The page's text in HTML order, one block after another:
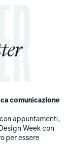
comunicazione
appuntamenti,
Week con
per essere